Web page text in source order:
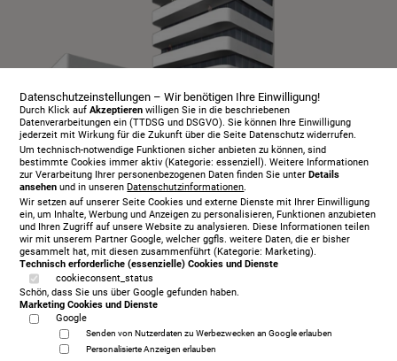
Infopaket
Über uns
Serviceangebot
Öffnungszeiten
Beratungstermin
Probeschlafen
Kontakt
Datenschutzeinstellungen – Wir benötigen Ihre Einwilligung!
Durch Klick aufAkzeptieren willigen Sie in die beschriebenen
Datenverarbeitungen ein (TTDSG und DSGVO). Sie können Ihre Einwilligung
jederzeit mit Wirkung für die Zukunft über die Seite Datenschutz widerrufen.
Um technisch-notwendige Funktionen sicher anbieten zu können, sind
bestimmte Cookies immer aktiv (Kategorie: essenziell). Weitere Informationen
zur Verarbeitung Ihrer personenbezogenen Daten finden Sie unterDetails
ansehen und in unserenDatenschutzinformationen.
Wir setzen auf unserer Seite Cookies und externe Dienste mit Ihrer Einwilligung
ein, um Inhalte, Werbung und Anzeigen zu personalisieren, Funktionen anzubieten
und Ihren Zugriff auf unsere Website zu analysieren. Diese Informationen teilen
wir mit unserem Partner Google, welcher ggfls. weitere Daten, die er bisher
gesammelt hat, mit diesen zusammenführt (Kategorie: Marketing).
Technisch erforderliche (essenzielle) Cookies und Dienste
cookieconsent_status
Schön, dass Sie uns über Google gefunden haben.
Marketing Cookies und Dienste
Google
Senden von Nutzerdaten zu Werbezwecken an Google erlauben
Personalisierte Anzeigen erlauben